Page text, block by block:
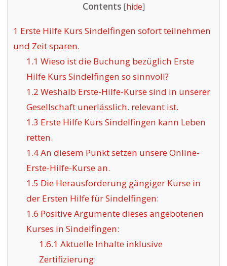
Contents [hide]
1 Erste Hilfe Kurs Sindelfingen sofort teilnehmen
und Zeit sparen.
1.1 Wieso ist die Buchung bezüglich Erste
Hilfe Kurs Sindelfingen so sinnvoll?
1.2 Weshalb Erste-Hilfe-Kurse sind in unserer
Gesellschaft unerlässlich. relevant ist.
1.3 Erste Hilfe Kurs Sindelfingen kann Leben
retten.
1.4An diesem Punkt setzen unsere Online-
Erste-Hilfe-Kurse an.
1.5 Die Herausforderung gängiger Kurse in
der Ersten Hilfe für Sindelfingen:
1.6 Positive Argumente dieses angebotenen
Kurses in Sindelfingen:
1.6.1 Aktuelle Inhalte inklusive
Zertifizierung: